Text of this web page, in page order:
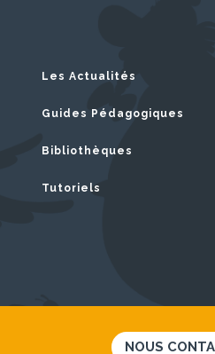
Les Actualités
Guides Pédagogiques
Bibliothèques
Tutoriels
NOUS